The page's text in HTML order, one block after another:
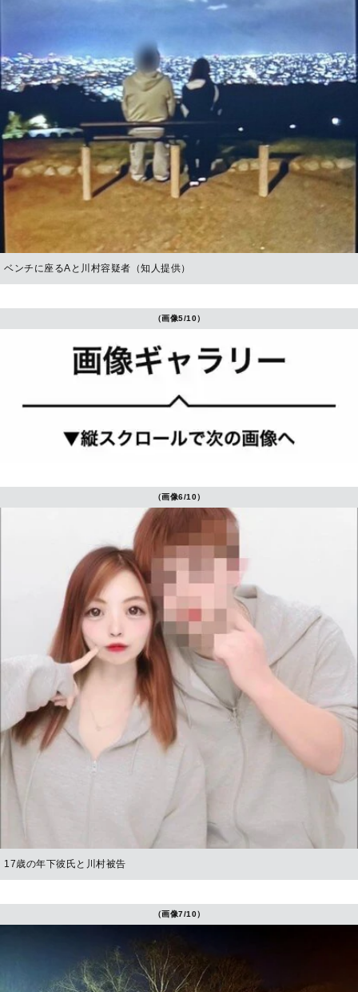
ベンチに座るAと川村容疑者（知人提供）
（画像5/10）
（画像6/10）
17歳の年下彼氏と川村被告
（画像7/10）